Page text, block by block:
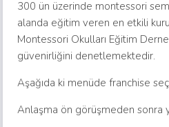
300 ün üzerinde montessori
alanda eğitim veren en etkili
Montessori Okulları Eğitim
güvenirliğini denetlemektedir.
Aşağıda ki menüde franchise
Anlaşma ön görüşmeden sonra